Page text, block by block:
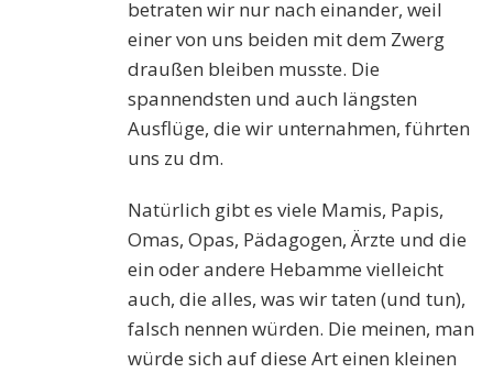
betraten wir nur nach einander, weil
einer von uns beiden mit dem Zwerg
draußen bleiben musste. Die
spannendsten und auch längsten
Ausflüge, die wir unternahmen, führten
uns zu dm.
Natürlich gibt es viele Mamis, Papis,
Omas, Opas, Pädagogen, Ärzte und die
ein oder andere Hebamme vielleicht
auch, die alles, was wir taten (und tun),
falsch nennen würden. Die meinen, man
würde sich auf diese Art einen kleinen